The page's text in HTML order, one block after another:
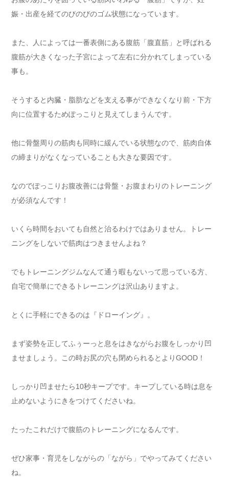
娠・出産を経てのびのびのゴム状態になっています。
また、人によっては一番表側にある腹筋「腹直筋」と呼ばれる
腹筋が大きくなった子宮によって左右に分かれてしまっている
事も。
そうすると内臓・脂肪などを支える事ができなくなり前・下方
向に位置するためぽっこりと見えてしまうんです。
他に骨盤周りの筋肉も同時に緩んでいる状態なので、筋肉自体
の締まりがなくなっていることも大きな要因です。
なのでぽっこりお腹改善には骨盤・お腹まわりのトレーニング
が必須なんです！
いくら時間をおいても自然と治るわけではありません。トレー
ニングをしないで筋肉はつきませんよね？
でもトレーニングジムなんて通う暇もないって思っている方、
自宅で簡単にできるトレーニングは沢山ありますよ。
とくに手軽にできるのは『ドローイング』。
まず姿勢を正してふぅーっと息をはきながらお腹をしっかり凹
ませましょう。この時お尻の穴も閉められるとよりGOOD！
しっかり凹ませたら10秒キープです。キープしている時は息を
止めないようにきをつけてくださいね。
たったこれだけで腹筋のトレーニングになるんです。
ぜひ家事・育児をしながらの「ながら」でやってみてください
ね。